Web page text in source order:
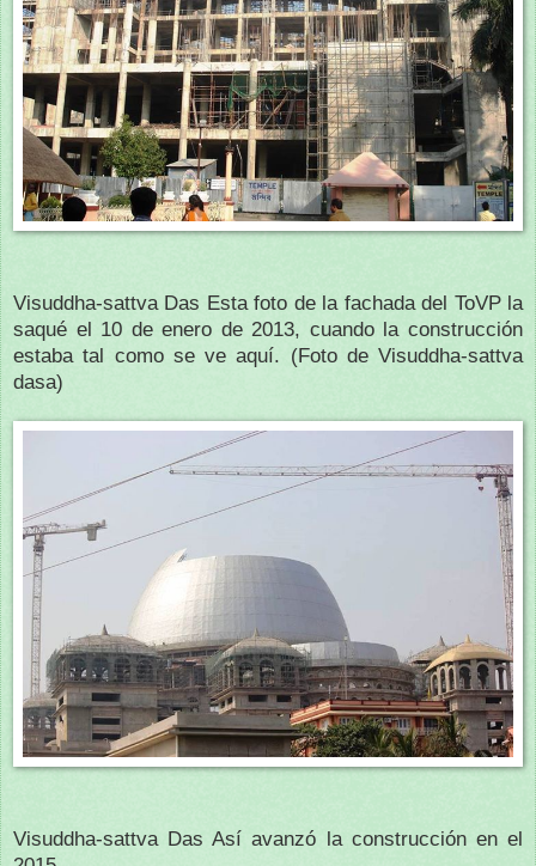
Visuddha-sattva Das Esta foto de la fachada del ToVP la
saqué el 10 de enero de 2013, cuando la construcción
estaba tal como se ve aquí. (Foto de Visuddha-sattva
dasa)
Visuddha-sattva Das Así avanzó la construcción en el